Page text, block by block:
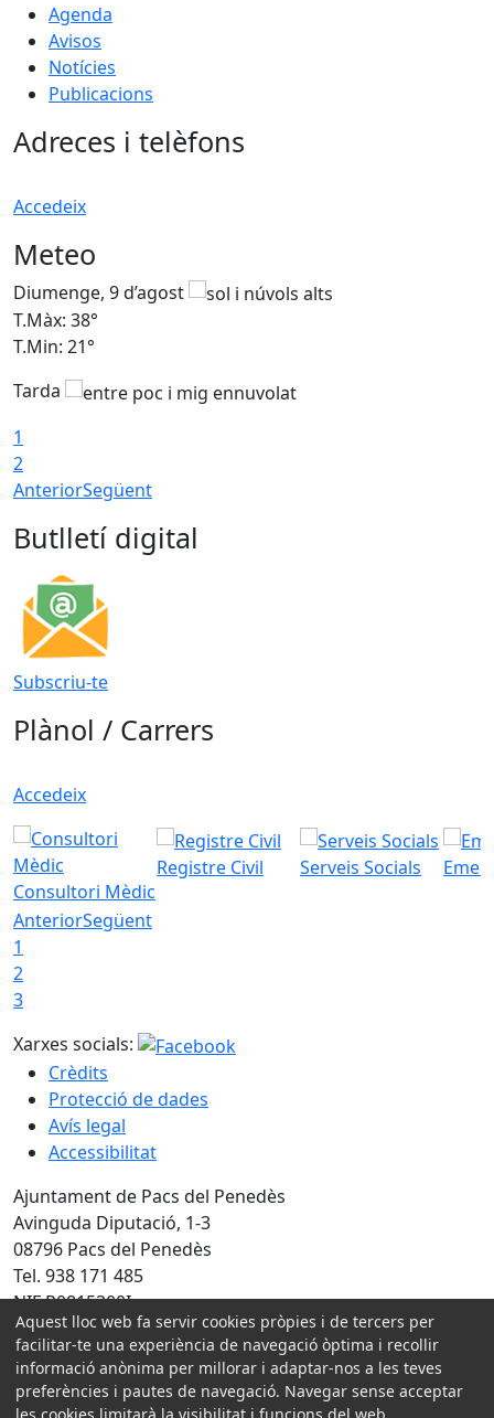
Agenda
Avisos
Notícies
Publicacions
Adreces i telèfons
Accedeix
Meteo
Diumenge, 9 d’agost
T.Màx: 38°
T.Min: 21°
Tarda
1
2
AnteriorSegüent
Butlletí digital
Subscriu-te
Plànol / Carrers
Accedeix
Consultori Mèdic
Registre Civil Serveis Socials
AnteriorSegüent
1
2
3
Xarxes socials:
Crèdits
Protecció de dades
Avís legal
Accessibilitat
Ajuntament de Pacs del Penedès
Avinguda Diputació, 1-3
08796 Pacs del Penedès
Tel. 938 171 485
NIF P0815300I
Amb la col·laboració de:
Aquest lloc web fa servir cookies pròpies i de tercers per
facilitar-te una experiència de navegació òptima i recollir
informació anònima per millorar i adaptar-nos a les teves
preferències i pautes de navegació. Navegar sense acceptar